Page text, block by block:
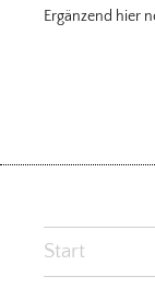
Ergänzend hier
Start